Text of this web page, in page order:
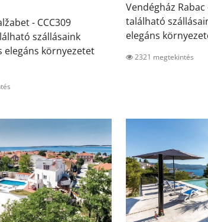
- CCC309
szállásaink
elegáns környezetet
Vendégház
található
elegáns
2321 megtekintés